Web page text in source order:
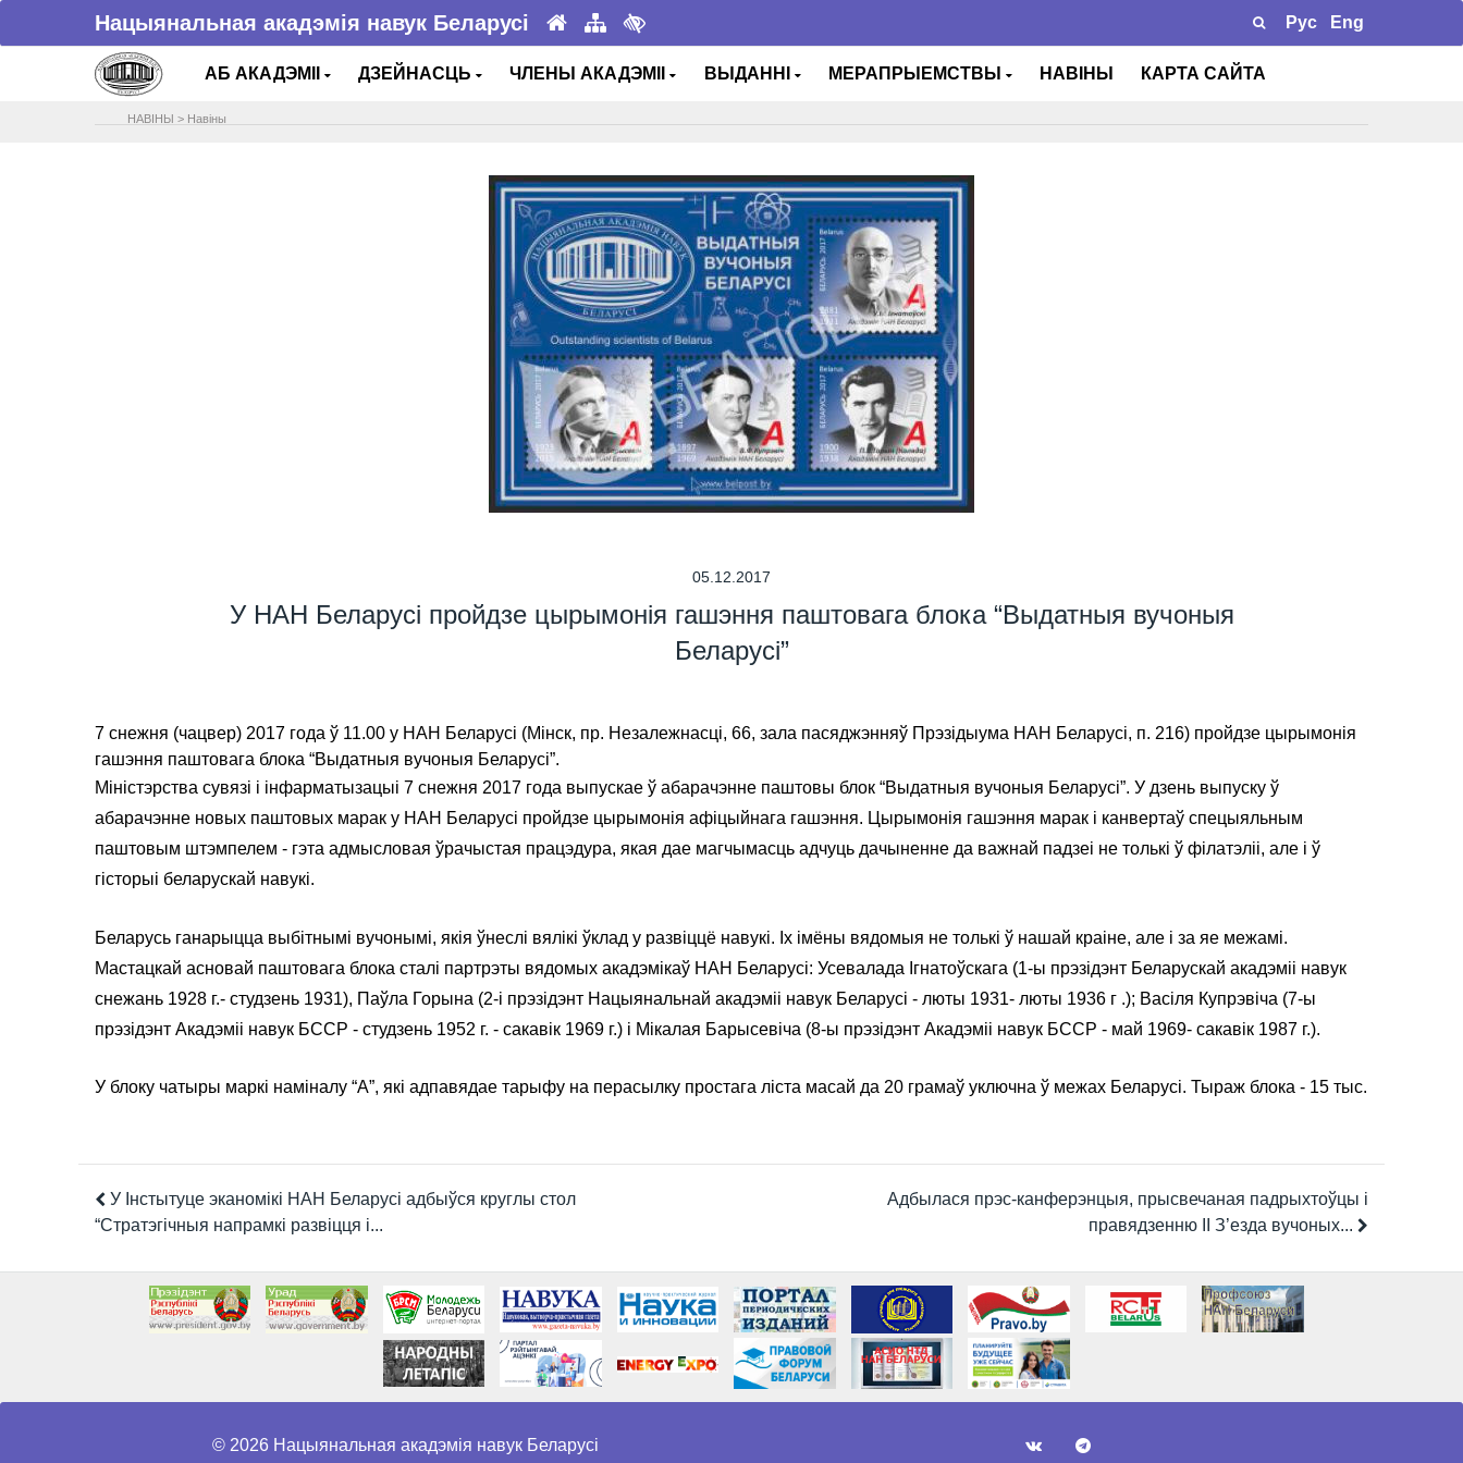
Нацыянальная акадэмія навук Беларусі Рус Eng
АБ АКАДЭМІІ ДЗЕЙНАСЦЬ ЧЛЕНЫ АКАДЭМІІ ВЫДАННІ МЕРАПРЫЕМСТВЫ НАВІНЫ КАРТА САЙТА
НАВIНЫ > Навіны
05.12.2017
У НАН Беларусі пройдзе цырымонія гашэння паштовага блока “Выдатныя вучоныя
Беларусі”
7 снежня (чацвер) 2017 года ў 11.00 у НАН Беларусі (Мінск, пр. Незалежнасці, 66, зала пасяджэнняў Прэзідыума НАН Беларусі, п. 216) пройдзе цырымонія
гашэння паштовага блока “Выдатныя вучоныя Беларусі”.
Міністэрства сувязі і інфарматызацыі 7 снежня 2017 года выпускае ў абарачэнне паштовы блок “Выдатныя вучоныя Беларусі”. У дзень выпуску ў
абарачэнне новых паштовых марак у НАН Беларусі пройдзе цырымонія афіцыйнага гашэння. Цырымонія гашэння марак і канвертаў спецыяльным
паштовым штэмпелем - гэта адмысловая ўрачыстая працэдура, якая дае магчымасць адчуць дачыненне да важнай падзеі не толькі ў філатэліі, але і ў
гісторыі беларускай навукі.
Беларусь ганарыцца выбітнымі вучонымі, якія ўнеслі вялікі ўклад у развіццё навукі. Іх імёны вядомыя не толькі ў нашай краіне, але і за яе межамі.
Мастацкай асновай паштовага блока сталі партрэты вядомых акадэмікаў НАН Беларусі: Усевалада Ігнатоўскага (1-ы прэзідэнт Беларускай акадэміі навук
снежань 1928 г.- студзень 1931), Паўла Горына (2-і прэзідэнт Нацыянальнай акадэміі навук Беларусі - люты 1931- люты 1936 г .); Васіля Купрэвіча (7-ы
прэзідэнт Акадэміі навук БССР - студзень 1952 г. - сакавік 1969 г.) і Мікалая Барысевіча (8-ы прэзідэнт Акадэміі навук БССР - май 1969- сакавік 1987 г.).
У блоку чатыры маркі наміналу “А”, які адпавядае тарыфу на перасылку простага ліста масай да 20 грамаў уключна ў межах Беларусі. Тыраж блока - 15 тыс.
У Інстытуце эканомікі НАН Беларусі адбыўся круглы стол
“Стратэгічныя напрамкі развіцця і...
Адбылася прэс-канферэнцыя, прысвечаная падрыхтоўцы і
правядзенню II З’езда вучоных...
© 2026 Нацыянальная акадэмія навук Беларусі